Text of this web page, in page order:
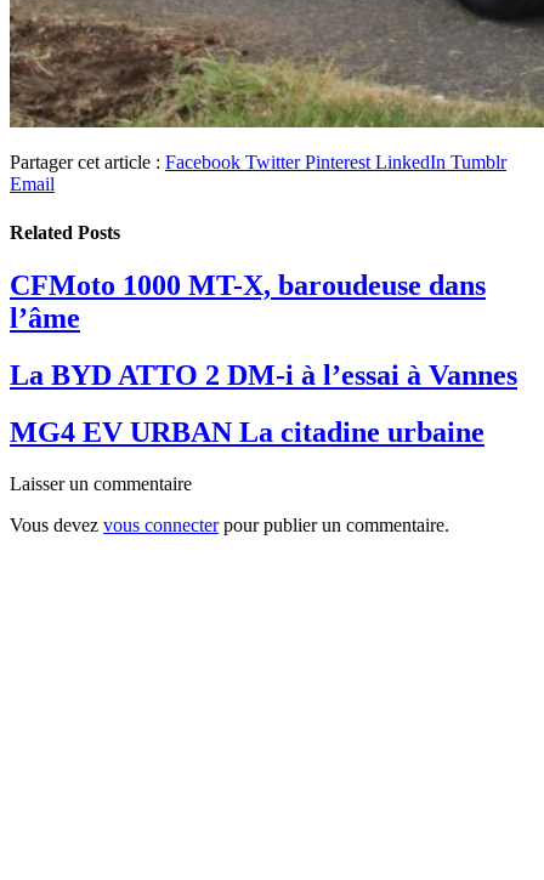
Partager cet article : Facebook Twitter Pinterest LinkedIn Tumblr
Email
Related Posts
CFMoto 1000 MT-X, baroudeuse dans
l’âme
La BYD ATTO 2 DM-i à l’essai à Vannes
MG4 EV URBAN La citadine urbaine
Laisser un commentaire
Vous devez vous connecterpour publier un commentaire.